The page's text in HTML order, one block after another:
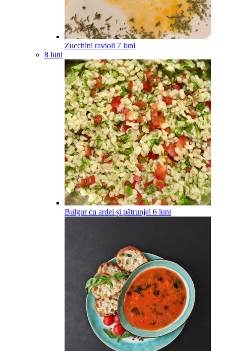
Zucchini ravioli 7 luni
8 luni
Bulgur cu ardei și pătrunjel 6 luni